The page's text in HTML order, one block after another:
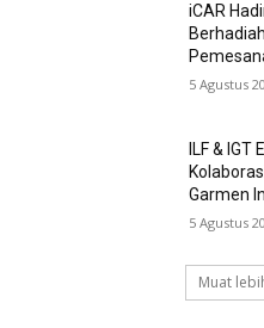
iCAR
5 Agustus
ILF &
Garmen
5 Agustus
Muat